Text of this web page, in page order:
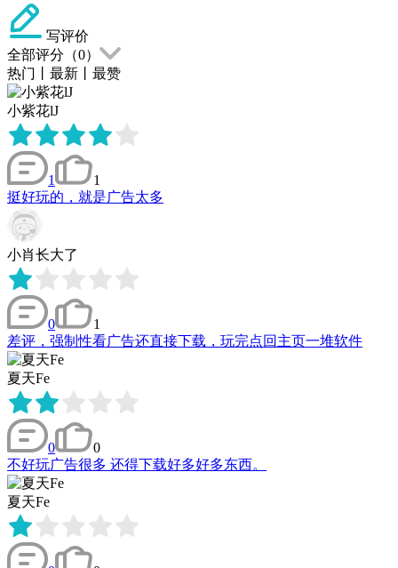
写评价
全部评分（0）
热门
最新 最赞
小紫花lJ
1
1
挺好玩的，就是广告太多
小肖长大了
0
1
差评，强制性看广告还直接下载，玩完点回主页一堆软件
夏天Fe
0
0
不好玩广告很多 还得下载好多好多东西。
夏天Fe